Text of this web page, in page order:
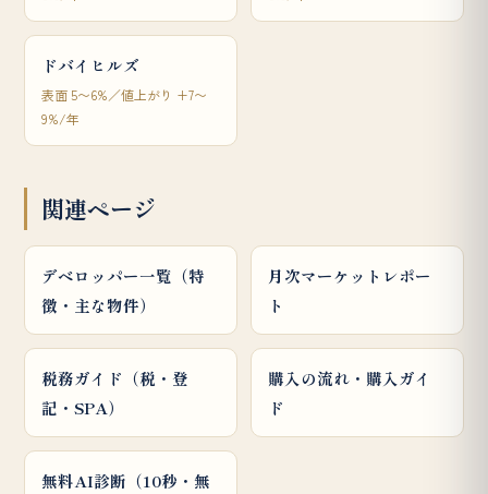
ドバイヒルズ
表面 5〜6%／値上がり +7〜
9%/年
関連ページ
デベロッパー一覧（特
徴・主な物件）
月次マーケットレポー
ト
税務ガイド（税・登
記・SPA）
購入の流れ・購入ガイ
ド
無料AI診断（10秒・無